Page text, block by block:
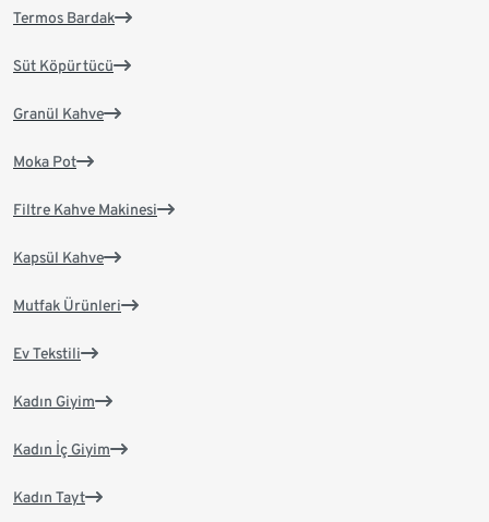
Termos Bardak
Süt Köpürtücü
Granül Kahve
Moka Pot
Filtre Kahve Makinesi
Kapsül Kahve
Mutfak Ürünleri
Ev Tekstili
Kadın Giyim
Kadın İç Giyim
Kadın Tayt